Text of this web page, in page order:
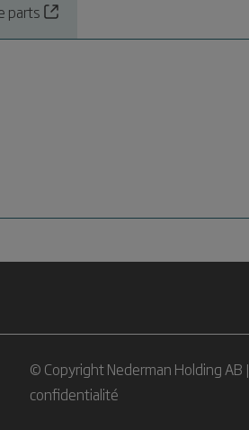
parts
© Copyright Nederman Holding AB |
confidentialité